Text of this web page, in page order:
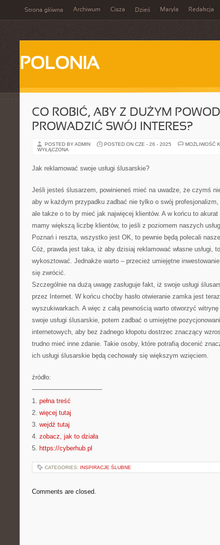
Strona główna Archiwum Cisza Dzień Maryla Redakcja
POLONIA
CO ROBIĆ, ABY Z DUŻYM
PROWADZIĆ SWÓJ INTERES?
POSTED BY ADMIN POSTED ON CZE - 26 - 2025
MOŻLIWOŚĆ
WYŁĄCZONA
Jak reklamować swoje usługi ślusarskie?
Jeśli jesteś ślusarzem, powinieneś mieć na uwadze, że czymś
aby w każdym przypadku zadbać nie tylko o swój profesjonalizm,
ale także o to by mieć jak najwięcej klientów. A w końcu to
mamy większą liczbę klientów, to jeśli z poziomem naszych
Poznań i reszta, wszystko jest OK, to pewnie będą polecali
Cóż, prawda jest taka, iż aby dzisiaj reklamować własne usługi,
wykosztować. Jednakże warto – przecież umiejętne
się zwrócić.
Szczególnie na dużą uwagę zasługuje fakt, iż swoje usługi
przez Internet. W końcu choćby hasło otwieranie zamka jest
wyszukiwarkach. A więc z całą pewnością warto otworzyć
swoje usługi ślusarskie, potem zadbać o umiejętne
internetowych, aby bez żadnego kłopotu dostrzec znaczący
trudno mieć inne zdanie. Takie osoby, które potrafią docenić
ich usługi ślusarskie będą cechowały się większym wzięciem.
źródło:
———————————
1. pełna treść
2. więcej tutaj
3. wejdź tutaj
4. zobacz, jak to działa
5. https://cyberhub.pl
CATEGORIES: INSPIRACJE ŚLUBNE
Comments are closed.